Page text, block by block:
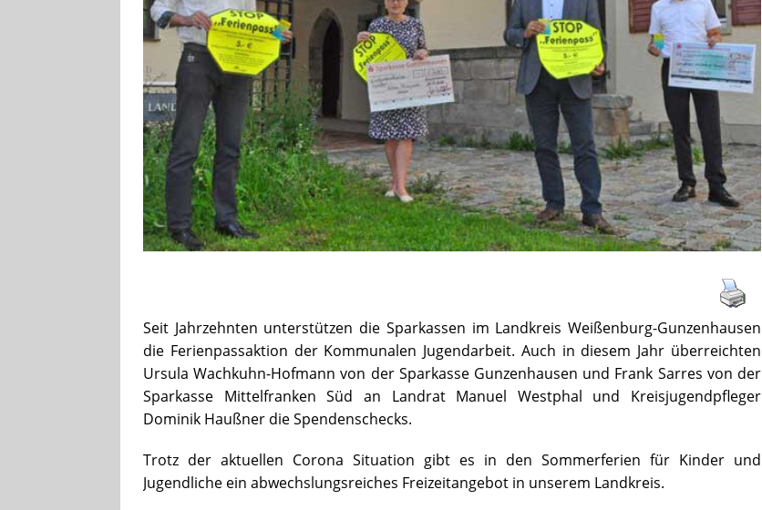
Seit Jahrzehnten unterstützen die Sparkassen im Landkreis Weißenburg-Gunzenhausen
die Ferienpassaktion der Kommunalen Jugendarbeit. Auch in diesem Jahr überreichten
Ursula Wachkuhn-Hofmann von der Sparkasse Gunzenhausen und Frank Sarres von der
Sparkasse Mittelfranken Süd an Landrat Manuel Westphal und Kreisjugendpfleger
Dominik Haußner die Spendenschecks.
Trotz der aktuellen Corona Situation gibt es in den Sommerferien für Kinder und
Jugendliche ein abwechslungsreiches Freizeitangebot in unserem Landkreis.